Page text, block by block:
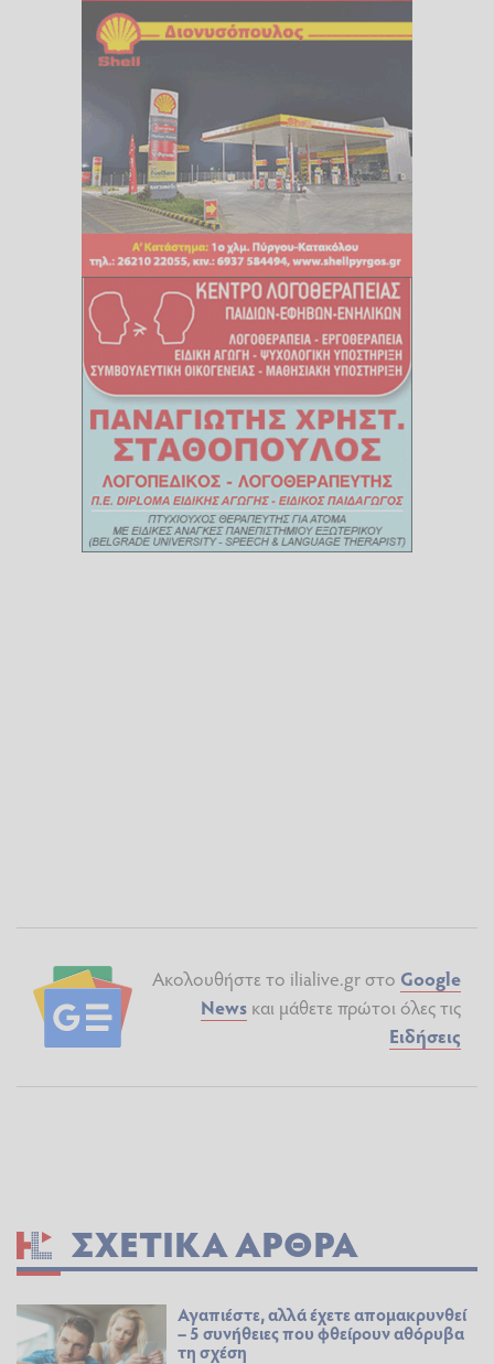
Ακολουθήστε το ilialive.gr στο Google
News και μάθετε πρώτοι όλες τις
Ειδήσεις
ΣΧΕΤΙΚΆ ΆΡΘΡΑ
Αγαπιέστε, αλλά έχετε απομακρυνθεί
– 5 συνήθειες που φθείρουν αθόρυβα
τη σχέση